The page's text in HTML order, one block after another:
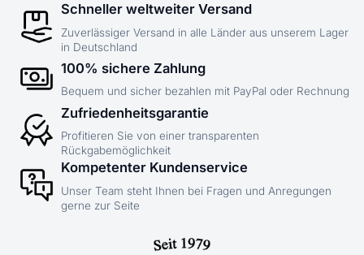
Schneller weltweiter Versand
Zuverlässiger Versand in alle Länder aus unserem Lager
in Deutschland
100% sichere Zahlung
Bequem und sicher bezahlen mit PayPal oder Rechnung
Zufriedenheitsgarantie
Profitieren Sie von einer transparenten
Rückgabemöglichkeit
Kompetenter Kundenservice
Unser Team steht Ihnen bei Fragen und Anregungen
gerne zur Seite